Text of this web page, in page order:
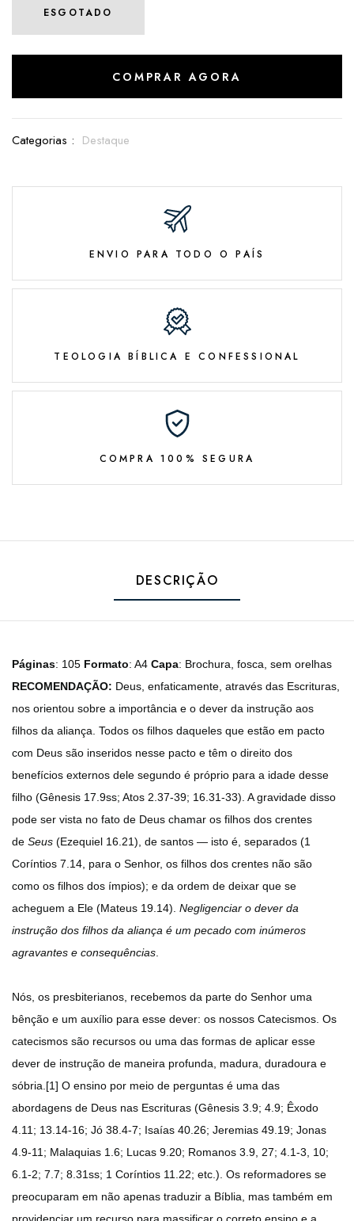
ESGOTADO
COMPRAR AGORA
Categorias : Destaque
ENVIO PARA TODO O PAÍS
TEOLOGIA BÍBLICA E CONFESSIONAL
COMPRA 100% SEGURA
DESCRIÇÃO
Páginas: 105 Formato: A4 Capa: Brochura, fosca, sem orelhas
RECOMENDAÇÃO: Deus, enfaticamente, através das Escrituras,
nos orientou sobre a importância e o dever da instrução aos
filhos da aliança. Todos os filhos daqueles que estão em pacto
com Deus são inseridos nesse pacto e têm o direito dos
benefícios externos dele segundo é próprio para a idade desse
filho (Gênesis 17.9ss; Atos 2.37-39; 16.31-33). A gravidade disso
pode ser vista no fato de Deus chamar os filhos dos crentes
de Seus (Ezequiel 16.21), de santos — isto é, separados (1
Coríntios 7.14, para o Senhor, os filhos dos crentes não são
como os filhos dos ímpios); e da ordem de deixar que se
acheguem a Ele (Mateus 19.14). Negligenciar o dever da
instrução dos filhos da aliança é um pecado com inúmeros
agravantes e consequências
Nós, os presbiterianos, recebemos da parte do Senhor uma
bênção e um auxílio para esse dever: os nossos Catecismos. Os
catecismos são recursos ou uma das formas de aplicar esse
dever de instrução de maneira profunda, madura, duradoura e
sóbria.[1] O ensino por meio de perguntas é uma das
abordagens de Deus nas Escrituras (Gênesis 3.9; 4.9; Êxodo
4.11; 13.14-16; Jó 38.4-7; Isaías 40.26; Jeremias 49.19; Jonas
4.9-11; Malaquias 1.6; Lucas 9.20; Romanos 3.9, 27; 4.1-3, 10;
6.1-2; 7.7; 8.31ss; 1 Coríntios 11.22; etc.). Os reformadores se
preocuparam em não apenas traduzir a Bíblia, mas também em